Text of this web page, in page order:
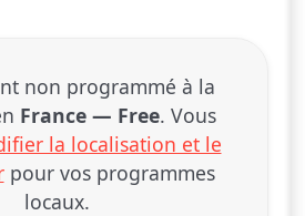
non programmé à la
France — Free. Vous
la localisation et le
pour vos programmes
locaux.